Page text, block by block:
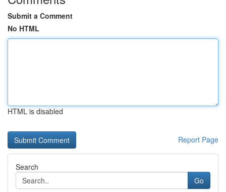
Submit a Comment
No HTML
HTML is disabled
Report Page
Search
Go